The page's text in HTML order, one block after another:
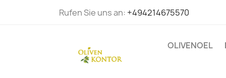
Rufen Sie uns an: +494214675570
OLIVENOEL